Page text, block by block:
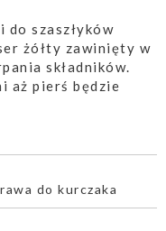
do szaszłyków
żółty zawinięty w
składników.
aż pierś będzie
do kurczaka